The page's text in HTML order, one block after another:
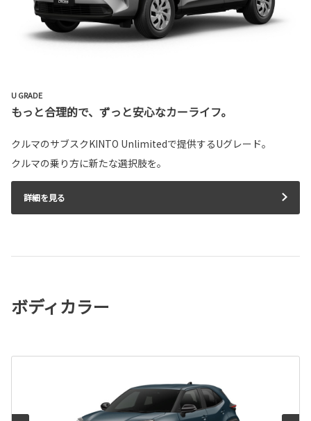
U GRADE
もっと合理的で、ずっと安心なカーライフ。
クルマのサブスクKINTO Unlimitedで提供するUグレード。
クルマの乗り方に新たな選択肢を。
詳細を見る
ボディカラー